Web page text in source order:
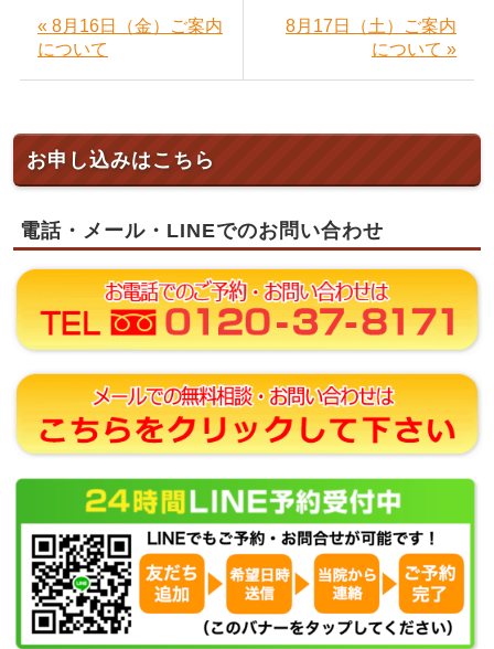
« 8月16日（金）ご案内
について
8月17日（土）ご案内
について »
お申し込みはこちら
電話・メール・LINEでのお問い合わせ